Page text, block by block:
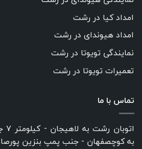
امداد کیا در رشت
امداد هیوندای در رشت
نمایندگی تویوتا در رشت
تعمیرات تویوتا در رشت
تماس با ما
به کوچصفهان - جنب پمپ بنزین